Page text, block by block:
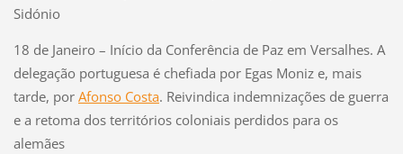
Sidónio
18 de Janeiro – Início da Conferência de Paz em Versalhes. A
delegação portuguesa é chefiada por Egas Moniz e, mais
tarde, por Afonso Costa. Reivindica indemnizações de guerra
e a retoma dos territórios coloniais perdidos para os
alemães